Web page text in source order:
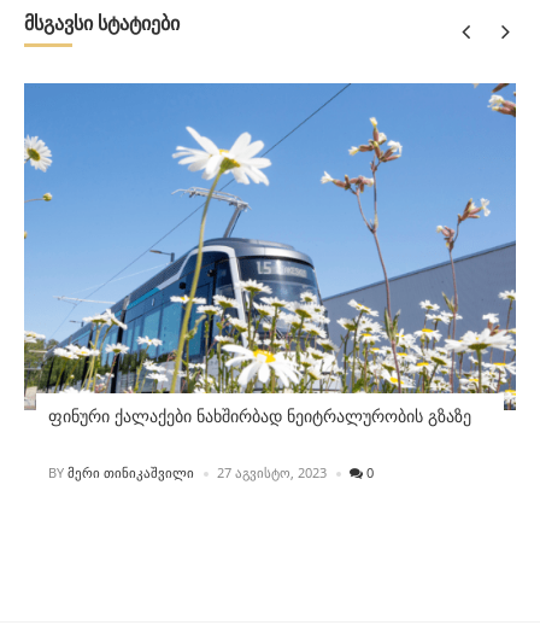
მსგავსი სტატიები
ფინური ქალაქები ნახშირბად ნეიტრალურობის გზაზე
POSTED
BY ᲛᲔᲠᲘ ᲗᲘᲜᲘᲙᲐᲨᲕᲘᲚᲘ 27 ᲐᲒᲕᲘᲡᲢᲝ, 2023 0